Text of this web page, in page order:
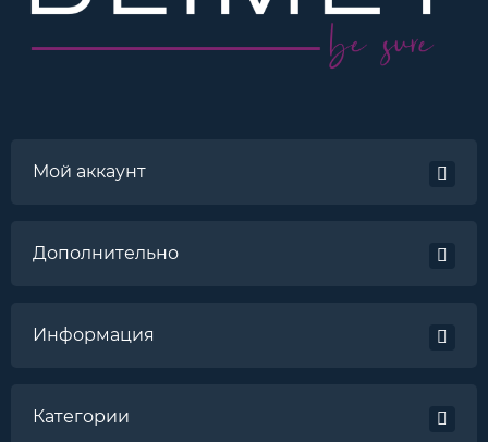
Мой аккаунт
Дополнительно
Информация
Категории